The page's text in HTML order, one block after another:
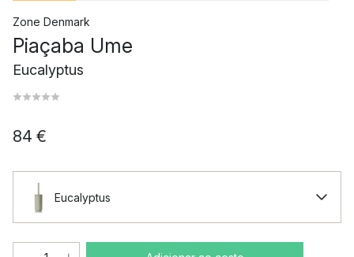
Zone Denmark
Piaçaba Ume
Eucalyptus
84 €
Eucalyptus